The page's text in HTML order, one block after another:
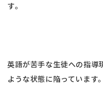
す。
英語が苦手な生徒への指導
ような状態に陥っています。